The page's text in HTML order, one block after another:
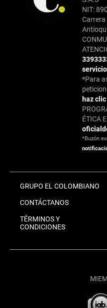
NIT:
Carrera
*Para
haz
ÉTICA
*Buzón
GRUPO EL COLOMBIANO
CONTÁCTANOS
TÉRMINOS Y
CONDICIONES